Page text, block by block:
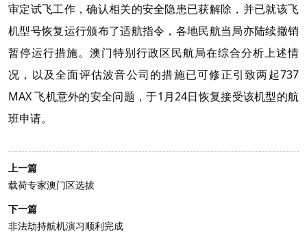
审定试飞工作，确认相关的安全隐患已获解除，并已就该飞
机型号恢复运行颁布了适航指令，各地民航当局亦陆续撤销
暂停运行措施。澳门特别行政区民航局在综合分析上述情
况，以及全面评估波音公司的措施已可修正引致两起737
MAX 飞机意外的安全问题，于1月24日恢复接受该机型的航
班申请。
上一篇
载荷专家澳门区选拔
下一篇
非法劫持航机演习顺利完成